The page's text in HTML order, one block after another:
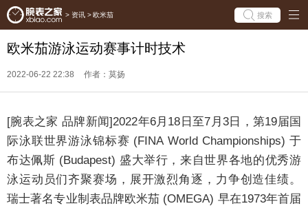
> 资讯 > 欧米茄 搜索
欧米茄游泳运动赛事计时技术
2022-06-22 22:38 作者：莫扬
[腕表之家 品牌新闻]2022年6月18日至7月3日，第19届国
际泳联世界游泳锦标赛 (FINA World Championships) 于
布达佩斯 (Budapest) 盛大举行，来自世界各地的优秀游
泳运动员们齐聚赛场，展开激烈角逐，力争创造佳绩。
瑞士著名专业制表品牌欧米茄 (OMEGA) 早在1973年首届